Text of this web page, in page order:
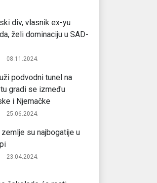
div, vlasnik ex-yu
želi dominaciju u SAD-
08.11.2024.
podvodni tunel na
gradi se između
i Njemačke
25.06.2024.
zemlje su najbogatije u
23.04.2024.